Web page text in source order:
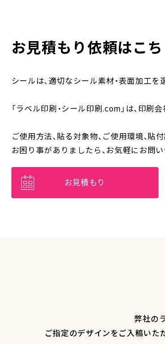
お見積もり依頼はこ
シールは、適切なシール素材・表面加工を
「ラベル印刷・シール印刷.com」は、印
ご使用方法、貼る対象物、ご使用環境、
お困り事がありましたら、お気軽にお問い
お見積もり
弊社の
ご指定のデザインをご入稿いた